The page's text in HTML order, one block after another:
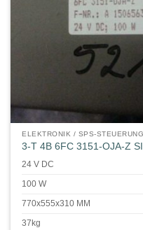
ELEKTRONIK / SPS-
3-T 4B 6FC 3151-OJA-Z
24 V DC
100 W
770x555x310 MM
37kg